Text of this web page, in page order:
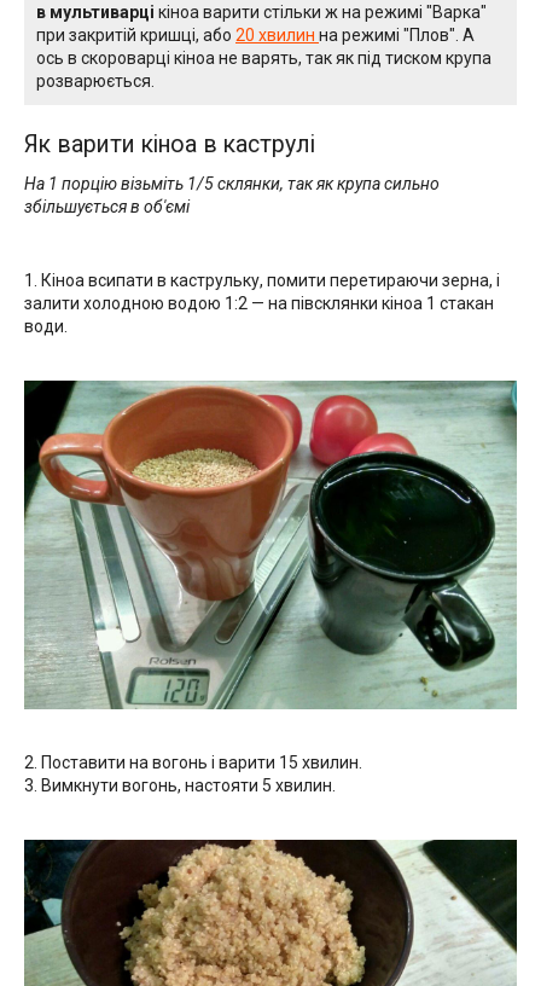
в мультиварці кіноа варити стільки ж на режимі "Варка"
при закритій кришці, або 20 хвилин на режимі "Плов". А
ось в скороварці кіноа не варять, так як під тиском крупа
розварюється.
Як варити кіноа в каструлі
На 1 порцію візьміть 1/5 склянки, так як крупа сильно
збільшується в об'ємі
1. Кіноа всипати в каструльку, помити перетираючи зерна, і
залити холодною водою 1:2 — на півсклянки кіноа 1 стакан
води.
2. Поставити на вогонь і варити 15 хвилин.
3. Вимкнути вогонь, настояти 5 хвилин.